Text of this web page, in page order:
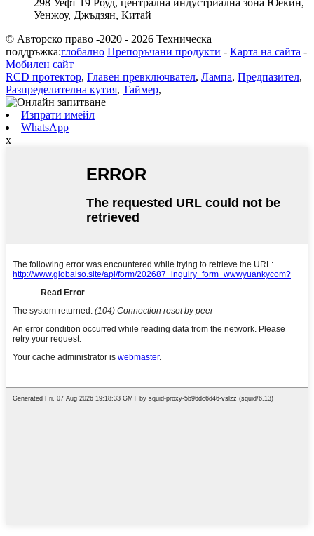
298 Уефт 19 Роуд, централна индустриална зона Юекин,
Уенжоу, Джъдзян, Китай
© Авторско право -2020 - 2026 Техническа
поддръжка:глобално Препоръчани продукти - Карта на сайта -
Мобилен сайт
RCD протектор, Главен превключвател, Лампа, Предпазител,
Разпределителна кутия, Таймер,
Изпрати имейл
WhatsApp
x